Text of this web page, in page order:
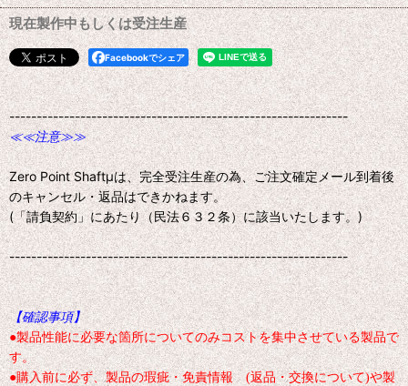
現在製作中もしくは受注生産
Facebookでシェア
--------------------------------------------------------------
≪≪注意≫≫
Zero Point Shaftμは、完全受注生産の為、ご注文確定メール到着後
のキャンセル・返品はできかねます。
(「請負契約」にあたり（民法６３２条）に該当いたします。)
--------------------------------------------------------------
【確認事項】
●製品性能に必要な箇所についてのみコストを集中させている製品で
す。
●購入前に必ず、製品の瑕疵・免責情報 (返品・交換について)や製